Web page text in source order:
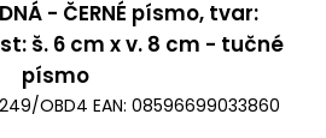
- ČERNÉ písmo, tvar:
š. 6 cm x v. 8 cm - tučné
písmo
OBD4 EAN: 08596699033860